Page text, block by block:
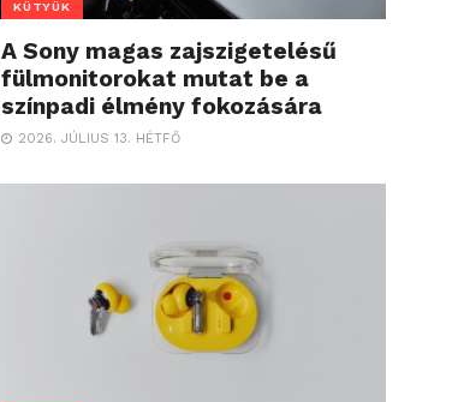
KÜTYÜK
A Sony magas zajszigetelésű
fülmonitorokat mutat be a
színpadi élmény fokozására
2026. JÚLIUS 13. HÉTFŐ